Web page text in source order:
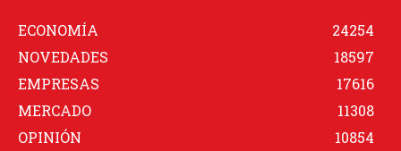
ECONOMÍA
24254
NOVEDADES
18597
EMPRESAS
17616
MERCADO
11308
OPINIÓN
10854